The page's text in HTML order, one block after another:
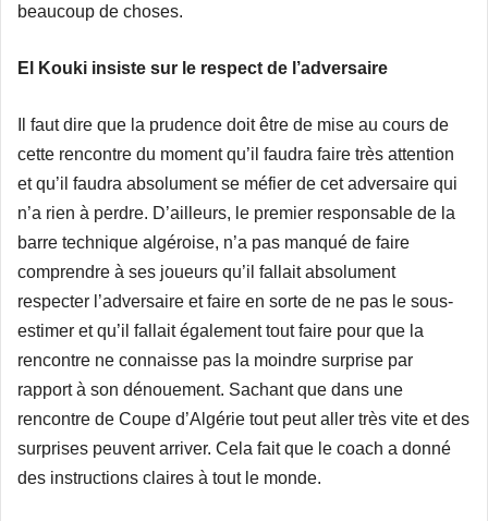
beaucoup de choses.
El Kouki insiste sur le respect de l’adversaire
Il faut dire que la prudence doit être de mise au cours de
cette rencontre du moment qu’il faudra faire très attention
et qu’il faudra absolument se méfier de cet adversaire qui
n’a rien à perdre. D’ailleurs, le premier responsable de la
barre technique algéroise, n’a pas manqué de faire
comprendre à ses joueurs qu’il fallait absolument
respecter l’adversaire et faire en sorte de ne pas le sous-
estimer et qu’il fallait également tout faire pour que la
rencontre ne connaisse pas la moindre surprise par
rapport à son dénouement. Sachant que dans une
rencontre de Coupe d’Algérie tout peut aller très vite et des
surprises peuvent arriver. Cela fait que le coach a donné
des instructions claires à tout le monde.